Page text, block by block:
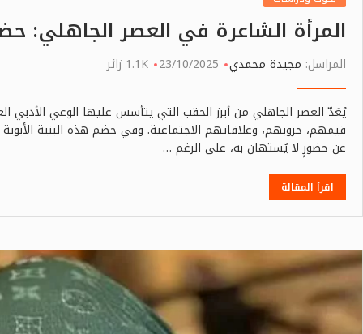
المرأة الشاعرة في العصر الجاهلي:
المراسل: مجيدة محمدي 23/10/2025 1.1K زائر
يُعَدّ العصر الجاهلي من أبرز الحقب التي يتأسس عليها الوعي الأدبي
قيمهم، حروبهم، وعلاقاتهم الاجتماعية. وفي خضم هذه البنية
عن حضورٍ لا يُستهان به، على الرغم …
اقرأ المقالة